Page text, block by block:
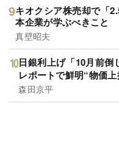
キオクシア株売却で「
本企業が学ぶべきこと
真壁昭夫
日銀利上げ「10月前倒
レポートで鮮明“物価
森田京平